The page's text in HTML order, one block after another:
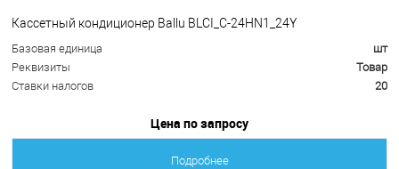
Кассетный кондиционер Ballu BLCI_C-24HN1_24Y
Базовая единица
шт
Реквизиты
Товар
Ставки налогов
20
Цена по запросу
Подробнее